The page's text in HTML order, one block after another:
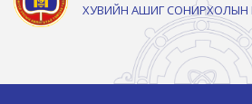
ХУВИЙН АШИГ СОНИРХОЛЫН